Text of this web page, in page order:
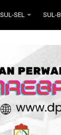
SUL-SEL SUL-